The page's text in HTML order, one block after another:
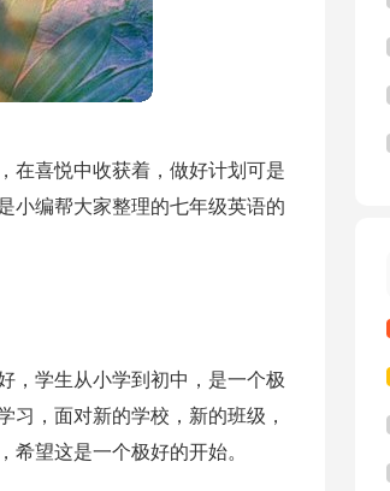
在喜悦中收获着，做好计划可是
小编帮大家整理的七年级英语的
，学生从小学到初中，是一个极
习，面对新的学校，新的班级，
望这是一个极好的开始。